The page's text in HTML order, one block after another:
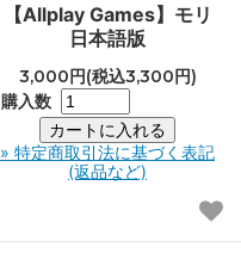
【Allplay Games】モリ
日本語版
3,000円(税込3,300円)
購入数
» 特定商取引法に基づく表記
(返品など)